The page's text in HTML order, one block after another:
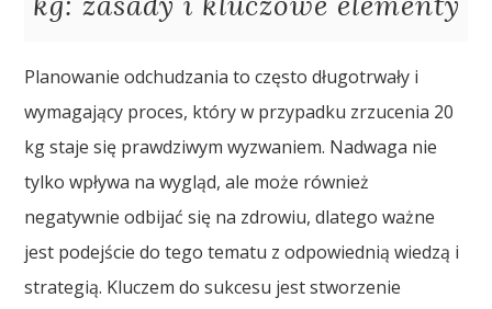
Planowanie odchudzania to często długotrwały i
wymagający proces, który w przypadku zrzucenia 20
kg staje się prawdziwym wyzwaniem. Nadwaga nie
tylko wpływa na wygląd, ale może również
negatywnie odbijać się na zdrowiu, dlatego ważne
jest podejście do tego tematu z odpowiednią wiedzą i
strategią. Kluczem do sukcesu jest stworzenie